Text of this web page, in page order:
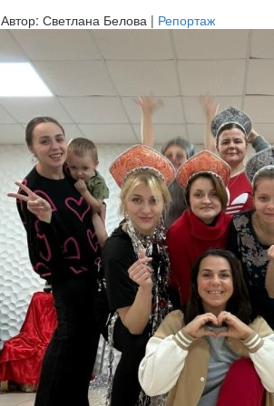
Автор: Светлана Белова | Репортаж